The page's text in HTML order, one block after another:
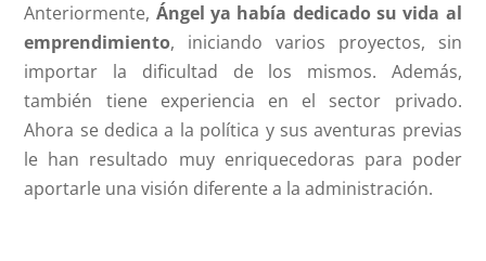
Anteriormente, Ángel ya había dedicado su vida al
emprendimiento, iniciando varios proyectos, sin
importar la dificultad de los mismos. Además,
también tiene experiencia en el sector privado.
Ahora se dedica a la política y sus aventuras previas
le han resultado muy enriquecedoras para poder
aportarle una visión diferente a la administración.